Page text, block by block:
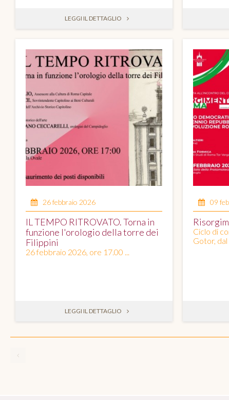
LEGGI IL DETTAGLIO
26 febbraio 2026
IL TEMPO RITROVATO. Torna in
funzione l'orologio della torre dei
Filippini
26 febbraio 2026, ore 17.00 ...
LEGGI IL DETTAGLIO
09
Ciclo di
Gotor, dal